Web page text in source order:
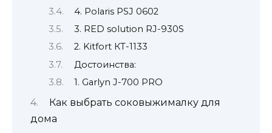
4. Polaris PSJ 0602
3. RED solution RJ-930S
2. Kitfort КТ-1133
Достоинства:
1. Garlyn J-700 PRO
Как выбрать соковыжималку для
дома